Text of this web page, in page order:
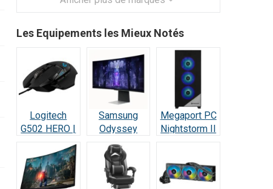
Les Equipements les Mieux Notés
Logitech
G502 HERO |
Test et Avis :
Le Champion
des Gamers
Samsung
Odyssey
OLED G8 :
Écran Ultra-
Performant –
Test & Avis
Megaport PC
Nightstorm II